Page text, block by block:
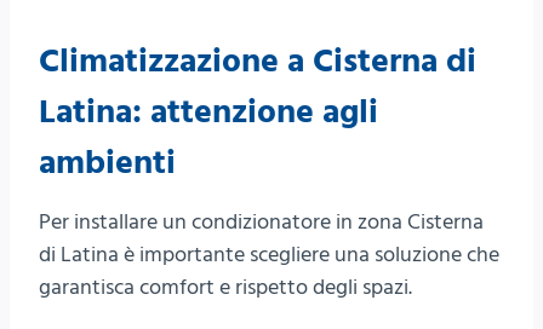
Climatizzazione a Cisterna di
Latina: attenzione agli
ambienti
Per installare un condizionatore in zona Cisterna
di Latina è importante scegliere una soluzione che
garantisca comfort e rispetto degli spazi.